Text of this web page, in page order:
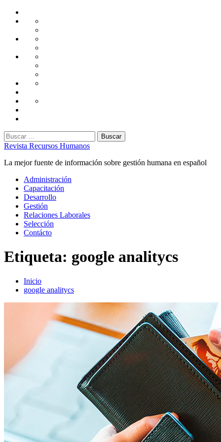
Saltar
Administración
Capacitación
Desarrollo
Gestión
Laborales
Selección
Buscar:
Revista Recursos Humanos
La mejor fuente de información sobre gestión humana en español
Menú
principal
Administración
Capacitación
Desarrollo
Gestión
Relaciones Laborales
Selección
Contácto
Etiqueta: google analitycs
Inicio
google analitycs